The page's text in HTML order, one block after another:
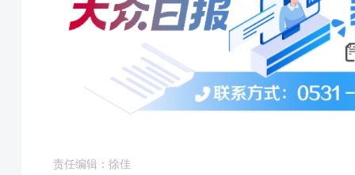
责任编辑：徐佳